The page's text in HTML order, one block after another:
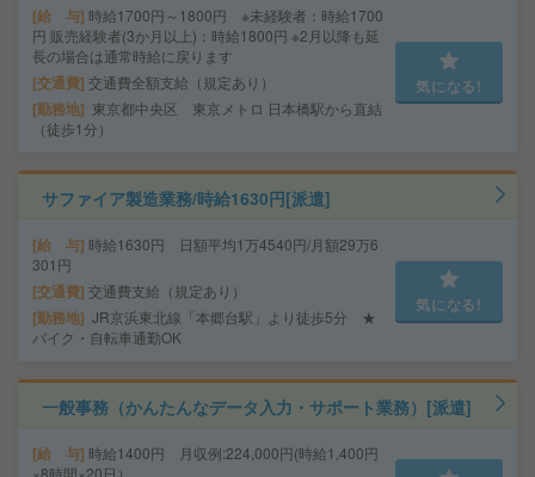
給 与 時給1700円～1800円 ※未経験者：時給1700
円 販売経験者(3か月以上)：時給1800円 ※2月以降も延
長の場合は通常時給に戻ります
交通費 交通費全額支給（規定あり）
勤務地
東京都中央区 東京メトロ 日本橋駅から直結
（徒歩1分）
気になる!
サファイア製造業務/時給1630円[派遣]
給 与 時給1630円 日額平均1万4540円/月額29万6
301円
交通費 交通費支給（規定あり）
勤務地 JR京浜東北線「本郷台駅」より徒歩5分 ★
バイク・自転車通勤OK
気になる!
一般事務（かんたんなデータ入力・サポート業務）[派遣]
給 与 時給1400円 月収例:224,000円(時給1,400円
×8時間×20日）